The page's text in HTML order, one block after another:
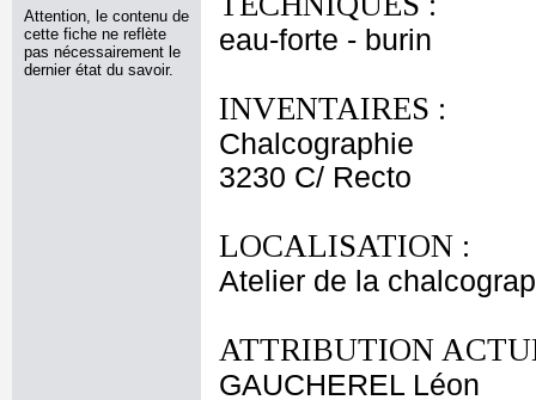
Attention, le contenu de
cette fiche ne reflète
pas nécessairement le
dernier état du savoir.
eau-forte - burin
INVENTAIRES :
Chalcographie
3230 C/ Recto
LOCALISATION :
Atelier de la
ATTRIBUTION
GAUCHEREL Léon